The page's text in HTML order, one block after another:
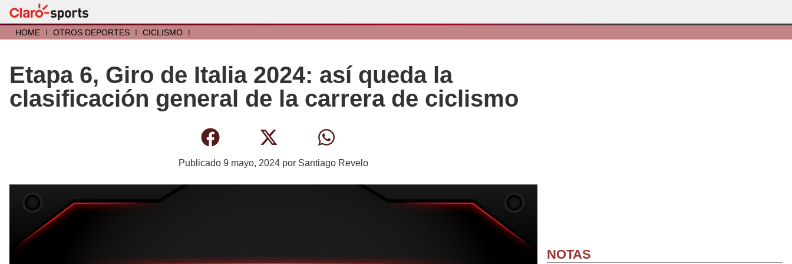
HOME I OTROS DEPORTES I CICLISMO I
Etapa 6, Giro de Italia 2024: así queda la
clasificación general de la carrera de ciclismo
Publicado 9 mayo, 2024 por Santiago Revelo
NOTAS